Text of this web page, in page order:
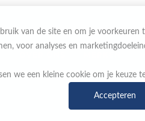
van de site en om je voorkeuren
voor analyses en
we een kleine cookie om je keuze
Accepteren